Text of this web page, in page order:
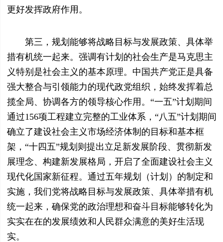
更好发挥政府作用。
第三，规划能够将战略目标与发展政策、具体举
措有机统一起来。强调有计划的社会生产是马克思主
义特别是社会主义的基本原理。中国共产党正是具备
强大整合与引领能力的现代政党组织，始终发挥着总
揽全局、协调各方的领导核心作用。“一五”计划期间
通过156项工程建立完整的工业体系，“八五”计划期间
确立了建设社会主义市场经济体制的目标和基本框
架，“十四五”规划则提出立足新发展阶段、贯彻新发
展理念、构建新发展格局，开启了全面建设社会主义
现代化国家新征程。通过五年规划（计划）的制定和
实施，我们党将战略目标与发展政策、具体举措有机
统一起来，确保党的政治理想和奋斗目标能够转化为
实实在在的发展绩效和人民群众满意的美好生活现
实。